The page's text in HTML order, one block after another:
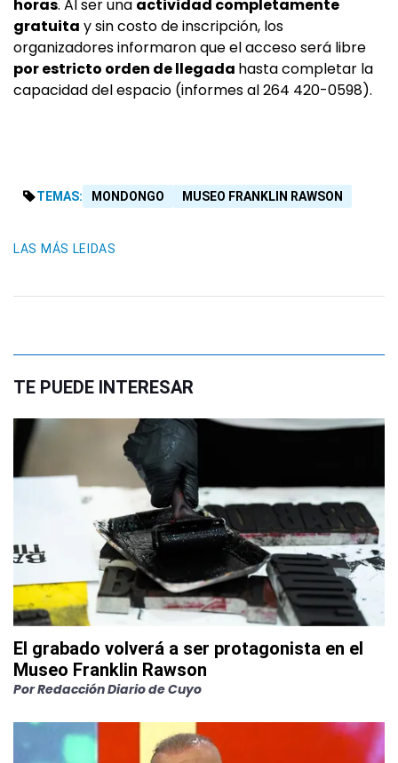
horas. Al ser una actividad completamente
gratuita y sin costo de inscripción, los
organizadores informaron que el acceso será libre
por estricto orden de llegada hasta completar la
capacidad del espacio (informes al 264 420-0598).
TEMAS: MONDONGO MUSEO FRANKLIN RAWSON
LAS MÁS LEIDAS
TE PUEDE INTERESAR
El grabado volverá a ser protagonista en el
Museo Franklin Rawson
PorRedacción Diario de Cuyo